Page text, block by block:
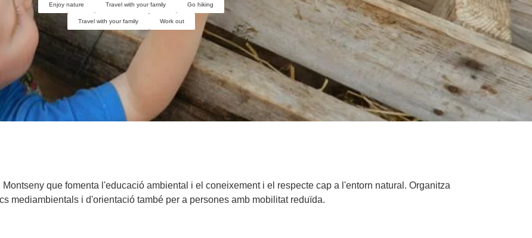
Enjoy nature Travel with your family Go hiking
Travel with your family Work out
que fomenta l'educació ambiental i el coneixement i el respecte cap a l'entorn natural. Organitza
mediambientals i d'orientació també per a persones amb mobilitat reduïda.